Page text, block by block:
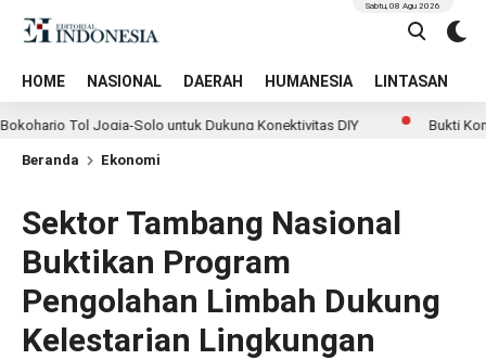
HOME NASIONAL DAERAH HUMANESIA LINTASAN
Sabtu, 08 Agu 2026
Tol Jogja-Solo untuk Dukung Konektivitas DIY Bukti
Beranda Ekonomi
Sektor Tambang Nasional
Buktikan Program
Pengolahan Limbah Dukung
Kelestarian Lingkungan